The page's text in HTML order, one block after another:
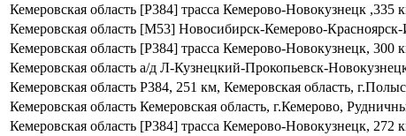
Кемеровская область [Р384] трасса Кемерово-Новокузнецк ,335
Кемеровская область [М53] Новосибирск-Кемерово-
Кемеровская область [Р384] трасса Кемерово-Новокузнецк, 300
Кемеровская область а/д Л-Кузнецкий-Прокопьевск-
Кемеровская область Р384, 251 км, Кемеровская область,
Кемеровская область Кемеровская область, г.Кемерово,
Кемеровская область [Р384] трасса Кемерово-Новокузнецк, 272